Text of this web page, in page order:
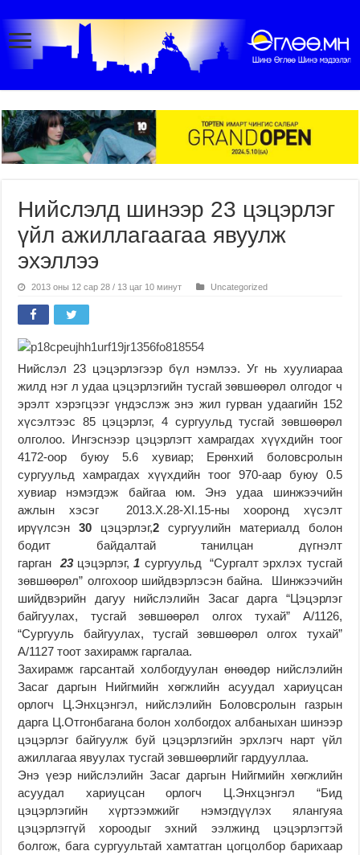
Нийслэлд шинээр 23 цэцэрлэг
үйл ажиллагаагаа явуулж
эхэллээ
2013 оны 12 сар 28 / 13 цаг 10 минут Uncategorized
Нийслэл 23 цэцэрлэгээр бүл нэмлээ. Уг нь хуулиараа
жилд нэг л удаа цэцэрлэгийн тусгай зөвшөөрөл олгодог ч
эрэлт хэрэгцээг үндэслэж энэ жил гурван удаагийн 152
хүсэлтээс 85 цэцэрлэг, 4 сургуульд тусгай зөвшөөрөл
олголоо. Ингэснээр цэцэрлэгт хамрагдах хүүхдийн тоог
4172-оор буюу 5.6 хувиар; Ерөнхий боловсролын
сургуульд хамрагдах хүүхдийн тоог 970-аар буюу 0.5
хувиар нэмэгдэж байгаа юм. Энэ удаа шинжээчийн
ажлын хэсэг 2013.X.28-XI.15-ны хооронд хүсэлт
ирүүлсэн30 цэцэрлэг,2 сургуулийн материалд болон
бодит байдалтай танилцан дүгнэлт
гарган 23цэцэрлэг,1 сургуульд “Сургалт эрхлэх тусгай
зөвшөөрөл” олгохоор шийдвэрлэсэн байна. Шинжээчийн
шийдвэрийн дагуу нийслэлийн Засаг дарга “Цэцэрлэг
байгуулах, тусгай зөвшөөрөл олгох тухай” А/1126,
“Сургууль байгуулах, тусгай зөвшөөрөл олгох тухай”
А/1127 тоот захирамж гаргалаа.
Захирамж гарсантай холбогдуулан өнөөдөр нийслэлийн
Засаг даргын Нийгмийн хөгжлийн асуудал хариуцсан
орлогч Ц.Энхцэнгэл, нийслэлийн Боловсролын газрын
дарга Ц.Отгонбагана болон холбогдох албаныхан шинээр
цэцэрлэг байгуулж буй цэцэрлэгийн эрхлэгч нарт үйл
ажиллагаа явуулах тусгай зөвшөөрлийг гардууллаа.
Энэ үеэр нийслэлийн Засаг даргын Нийгмийн хөгжлийн
асуудал хариуцсан орлогч Ц.Энхцэнгэл “Бид
цэцэрлэгийн хүртээмжийг нэмэгдүүлэх ялангуяа
цэцэрлэггүй хороодыг эхний ээлжинд цэцэрлэгтэй
болгож, бага сургуультай хамтатган цогцолбор барихаар